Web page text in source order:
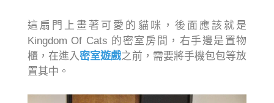
這扇門上畫著可愛的貓咪，後面應該就是
Kingdom Of Cats 的密室房間，右手邊是置物
櫃，在進入密室遊戲之前，需要將手機包包等放
置其中。